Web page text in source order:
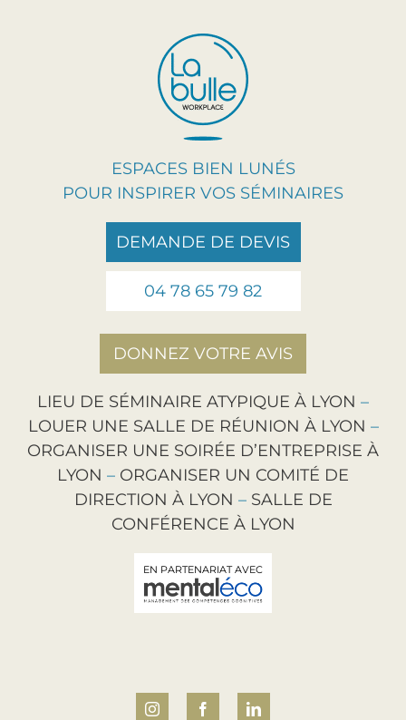
ESPACES BIEN LUNÉS
POUR INSPIRER VOS SÉMINAIRES
DEMANDE DE DEVIS
04 78 65 79 82
DONNEZ VOTRE AVIS
LIEU DE SÉMINAIRE ATYPIQUE À LYON –
LOUER UNE SALLE DE RÉUNION À LYON –
ORGANISER UNE SOIRÉE D’ENTREPRISE À
LYON – ORGANISER UN COMITÉ DE
DIRECTION À LYON – SALLE DE
CONFÉRENCE À LYON
EN PARTENARIAT AVEC
Instagram Facebook